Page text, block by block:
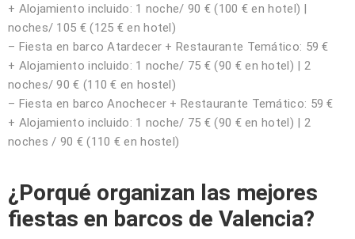
+ Alojamiento incluido: 1 noche/ 90 € (100 € en hotel) |
noches/ 105 € (125 € en hotel)
– Fiesta en barco Atardecer + Restaurante Temático: 59 €
+ Alojamiento incluido: 1 noche/ 75 € (90 € en hotel) | 2
noches/ 90 € (110 € en hostel)
– Fiesta en barco Anochecer + Restaurante Temático: 59 €
+ Alojamiento incluido: 1 noche/ 75 € (90 € en hotel) | 2
noches / 90 € (110 € en hostel)
¿Porqué organizan las mejores
fiestas en barcos de Valencia?